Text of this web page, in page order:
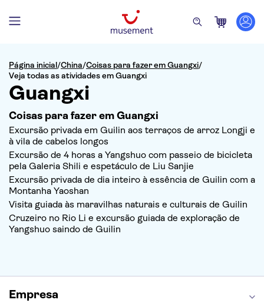
Página inicial/China/Coisas para fazer em Guangxi/
Veja todas as atividades em Guangxi
Guangxi
Coisas para fazer em Guangxi
Excursão privada em Guilin aos terraços de arroz Longji e
à vila de cabelos longos
Excursão de 4 horas a Yangshuo com passeio de bicicleta
pela Galeria Shili e espetáculo de Liu Sanjie
Excursão privada de dia inteiro à essência de Guilin com a
Montanha Yaoshan
Visita guiada às maravilhas naturais e culturais de Guilin
Cruzeiro no Rio Li e excursão guiada de exploração de
Yangshuo saindo de Guilin
Empresa